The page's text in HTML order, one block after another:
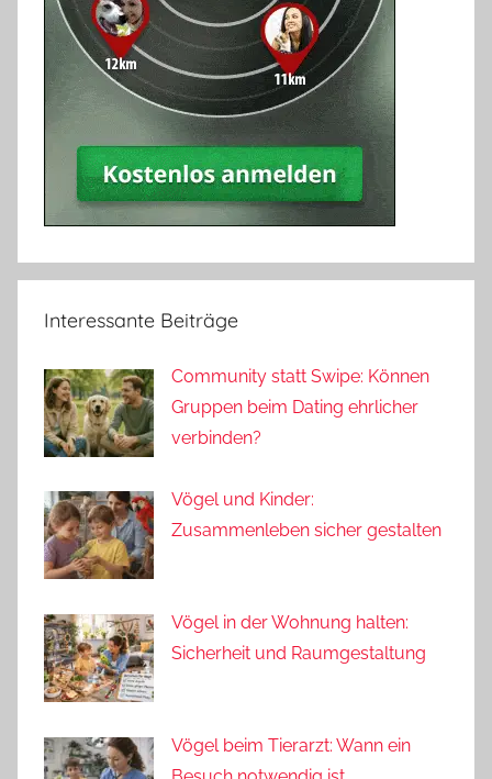
Interessante Beiträge
Community statt Swipe: Können
Gruppen beim Dating ehrlicher
verbinden?
Vögel und Kinder:
Zusammenleben sicher gestalten
Vögel in der Wohnung halten:
Sicherheit und Raumgestaltung
Vögel beim Tierarzt: Wann ein